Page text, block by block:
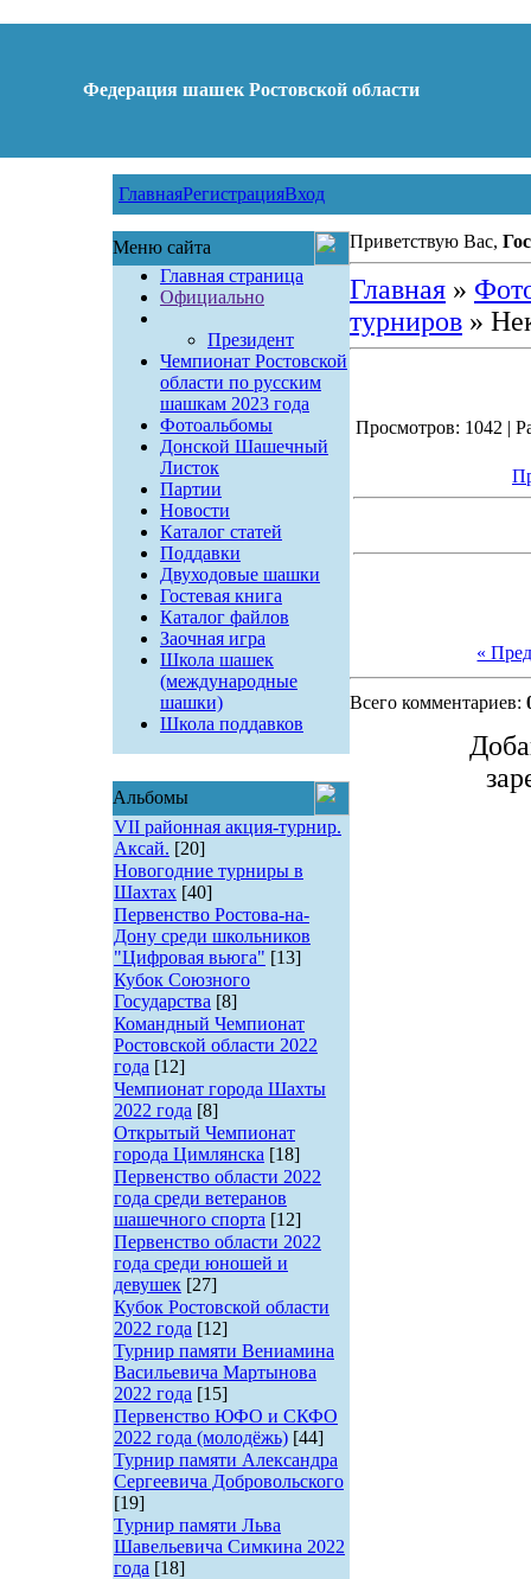
Федерация шашек Ростовской области
ГлавнаяРегистрацияВход
Меню сайта
Главная страница
Официально
Президент
Чемпионат Ростовской
области по русским
шашкам 2023 года
Фотоальбомы
Донской Шашечный
Листок
Партии
Новости
Каталог статей
Поддавки
Двуходовые шашки
Гостевая книга
Каталог файлов
Заочная игра
Школа шашек
(международные
шашки)
Школа поддавков
Альбомы
VII районная акция-турнир.
Аксай. [20]
Новогодние турниры в
Шахтах [40]
Первенство Ростова-на-
Дону среди школьников
"Цифровая вьюга" [13]
Кубок Союзного
Государства [8]
Командный Чемпионат
Ростовской области 2022
года [12]
Чемпионат города Шахты
2022 года [8]
Открытый Чемпионат
города Цимлянска [18]
Первенство области 2022
года среди ветеранов
шашечного спорта [12]
Первенство области 2022
года среди юношей и
девушек [27]
Кубок Ростовской области
2022 года [12]
Турнир памяти Вениамина
Васильевича Мартынова
2022 года [15]
Первенство ЮФО и СКФО
2022 года (молодёжь) [44]
Турнир памяти Александра
Сергеевича Добровольского
[19]
Турнир памяти Льва
Шавельевича Симкина 2022
года [18]
Приветствую Вас,
Главная»
турниров»
Просмотров: 1042 |
«
Всего комментариев: